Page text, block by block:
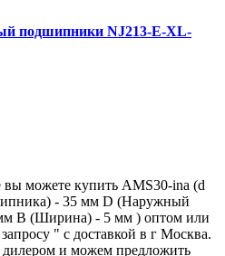
подшипники NJ213-E-XL-
можете купить AMS30-ina (d
- 35 мм D (Наружный
B (Ширина) - 5 мм ) оптом или
" с доставкой в г Москва.
и можем предложить